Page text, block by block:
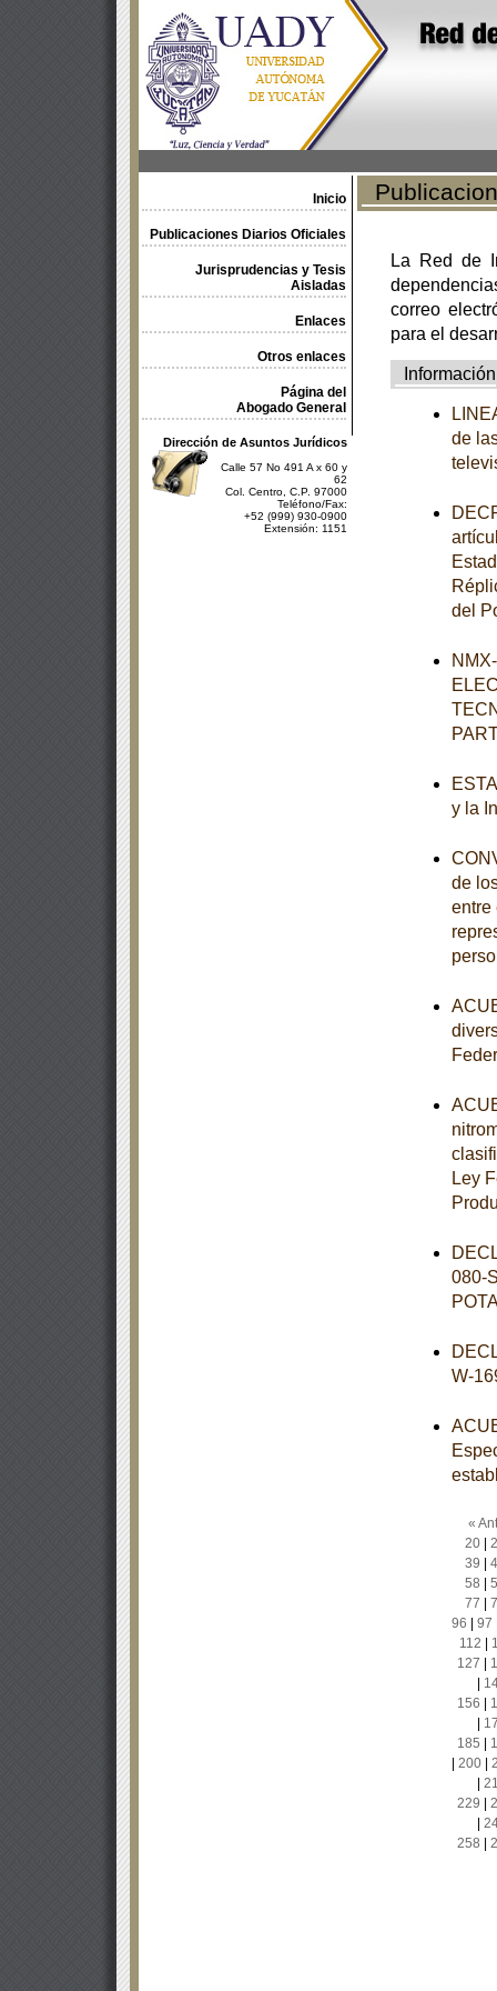
Inicio
Publicaciones Diarios Oficiales
Jurisprudencias y Tesis
Aisladas
Enlaces
Otros enlaces
Página del
Abogado General
Dirección de Asuntos Jurídicos
Calle 57 No 491 A x 60 y
62
Col. Centro, C.P. 97000
Teléfono/Fax:
+52 (999) 930-0900
Extensión: 1151
La Red de
correo
para el
Información
de
del
y la
de
entre
Ley
080-
W-
«
20|
39
58
77
96
97
112
127
156
185
200|
229
258